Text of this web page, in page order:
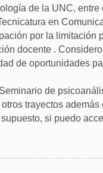
de la UNC,
en
por la limitación
docente .
de oportunidades
de
trayectos
si puedo